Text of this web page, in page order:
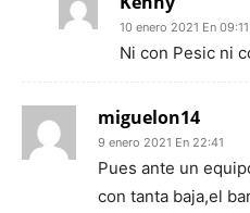
10 enero 2021 En 09:11
Ni con Pesic ni
miguelon14
9 enero 2021 En 22:41
Pues ante un
con tanta baja,el